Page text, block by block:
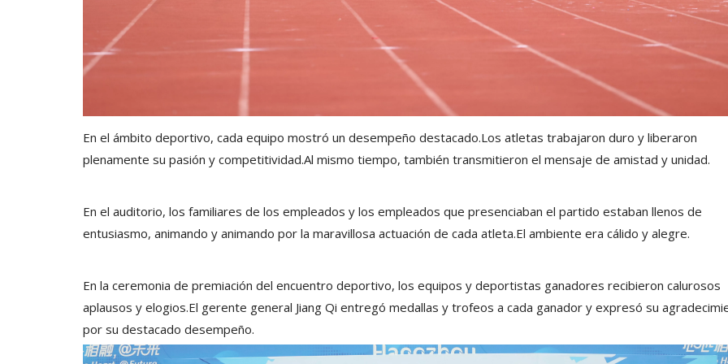
En el ámbito deportivo, cada equipo mostró un desempeño destacado.Los atletas trabajaron duro y liberaron
plenamente su pasión y competitividad.Al mismo tiempo, también transmitieron el mensaje de amistad y unidad.
En el auditorio, los familiares de los empleados y los empleados que presenciaban el partido estaban llenos de
entusiasmo, animando y animando por la maravillosa actuación de cada atleta.El ambiente era cálido y alegre.
En la ceremonia de premiación del encuentro deportivo, los equipos y deportistas ganadores recibieron calurosos
aplausos y elogios.El gerente general Jiang Qi entregó medallas y trofeos a cada ganador y expresó su
por su destacado desempeño.